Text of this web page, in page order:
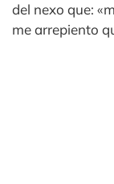
del nexo que:
me arrepiento